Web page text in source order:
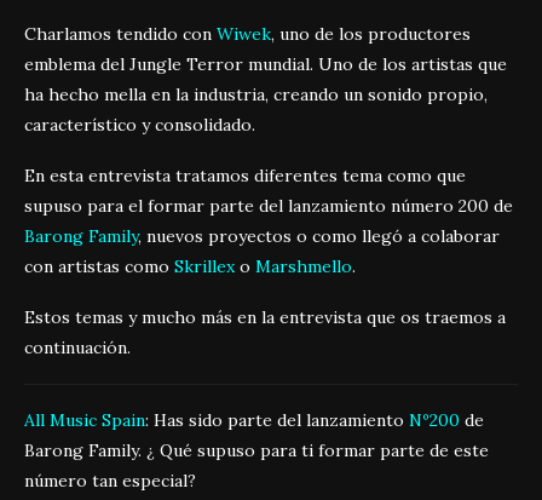
Charlamos tendido con Wiwek, uno de los productores
emblema del Jungle Terror mundial. Uno de los artistas que
ha hecho mella en la industria, creando un sonido propio,
característico y consolidado.
En esta entrevista tratamos diferentes tema como que
supuso para el formar parte del lanzamiento número 200 de
Barong Family, nuevos proyectos o como llegó a colaborar
con artistas como Skrillexo Marshmello.
Estos temas y mucho más en la entrevista que os traemos a
continuación.
All Music Spain: Has sido parte del lanzamiento Nº200 de
Barong Family. ¿ Qué supuso para ti formar parte de este
número tan especial?